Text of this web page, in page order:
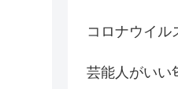
コロナウイル
芸能人がいい